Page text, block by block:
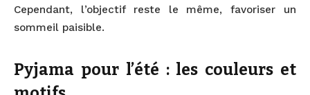
Cependant, l’objectif reste le même, favoriser un
sommeil paisible.
Pyjama pour l’été : les couleurs et